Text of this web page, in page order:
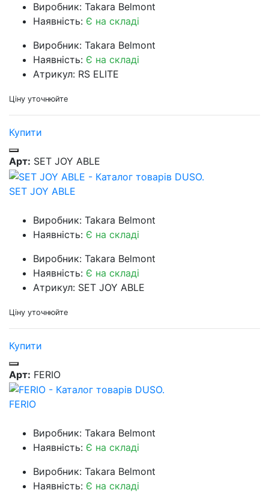
Виробник: Takara Belmont
Наявність: Є на складі
Виробник: Takara Belmont
Наявність: Є на складі
Атрикул: RS ELITE
Ціну уточнюйте
Купити
Арт: SET JOY ABLE
SET JOY ABLE
Виробник: Takara Belmont
Наявність: Є на складі
Виробник: Takara Belmont
Наявність: Є на складі
Атрикул: SET JOY ABLE
Ціну уточнюйте
Купити
Арт: FERIO
FERIO
Виробник: Takara Belmont
Наявність: Є на складі
Виробник: Takara Belmont
Наявність: Є на складі